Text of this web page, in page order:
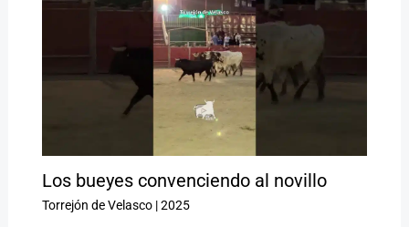
Los bueyes convenciendo al novillo
Torrejón de Velasco|2025